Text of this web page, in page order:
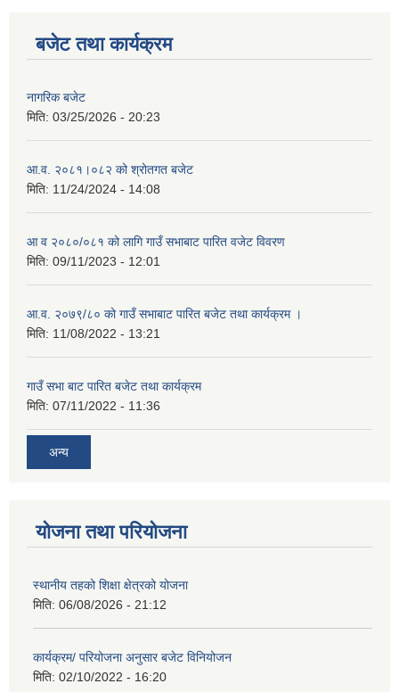
बजेट तथा कार्यक्रम
नागरिक बजेट
मिति: 03/25/2026 - 20:23
आ.व. २०८१।०८२ को श्रोतगत बजेट
मिति: 11/24/2024 - 14:08
आ व २०८०/०८१ को लागि गाउँ सभाबाट पारित वजेट विवरण
मिति: 09/11/2023 - 12:01
आ.व. २०७९/८० को गाउँ सभाबाट पारित बजेट तथा कार्यक्रम ।
मिति: 11/08/2022 - 13:21
गाउँ सभा बाट पारित बजेट तथा कार्यक्रम
मिति: 07/11/2022 - 11:36
अन्य
योजना तथा परियोजना
स्थानीय तहको शिक्षा क्षेत्रको योजना
मिति: 06/08/2026 - 21:12
कार्यक्रम/ परियोजना अनुसार बजेट विनियोजन
मिति: 02/10/2022 - 16:20